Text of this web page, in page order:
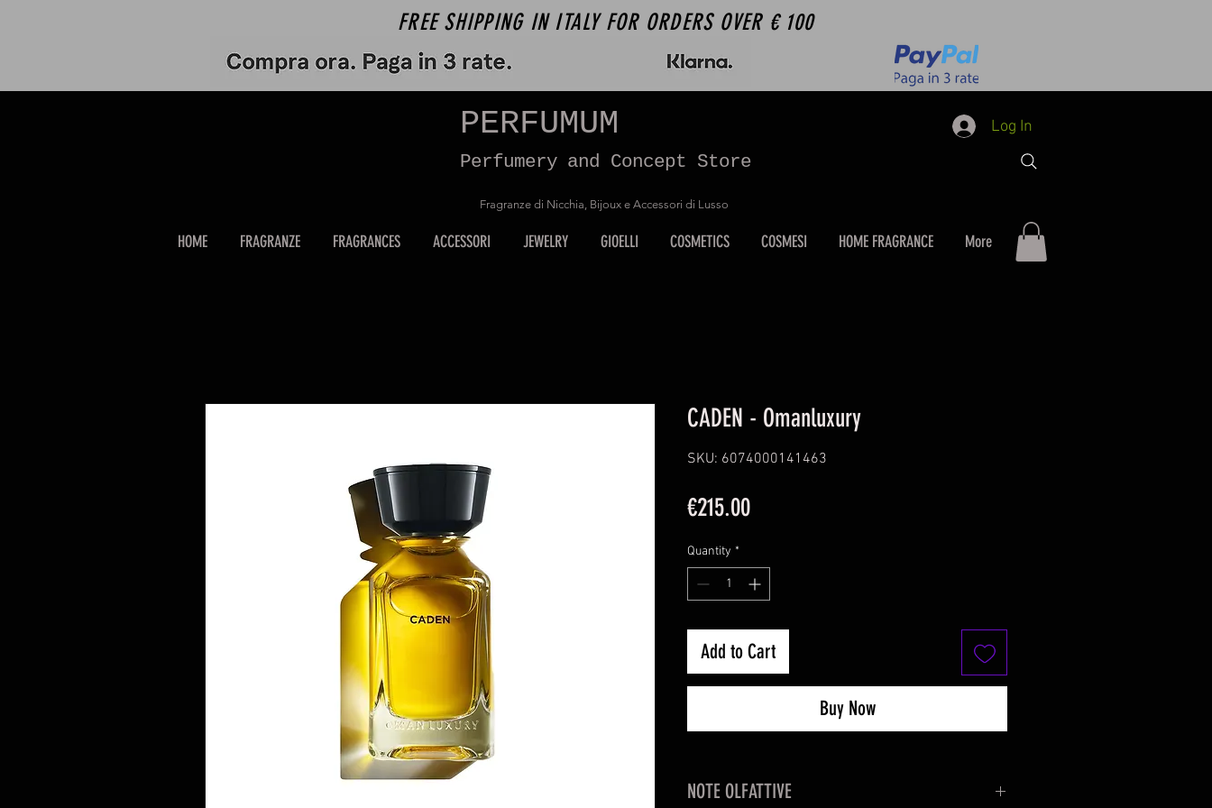
FREE SHIPPING IN ITALY FOR ORDERS OVER € 100
PERFUMUM
Perfumery and Concept Store
Log In
Fragranze di Nicchia, Bijoux e Accessori di Lusso
HOME FRAGRANZE FRAGRANCES ACCESSORI JEWELRY GIOELLI COSMETICS COSMESI HOME FRAGRANCE More
CADEN - Omanluxury
SKU: 6074000141463
€215.00Price
Quantity *
Add to Cart
Buy Now
NOTE OLFATTIVE